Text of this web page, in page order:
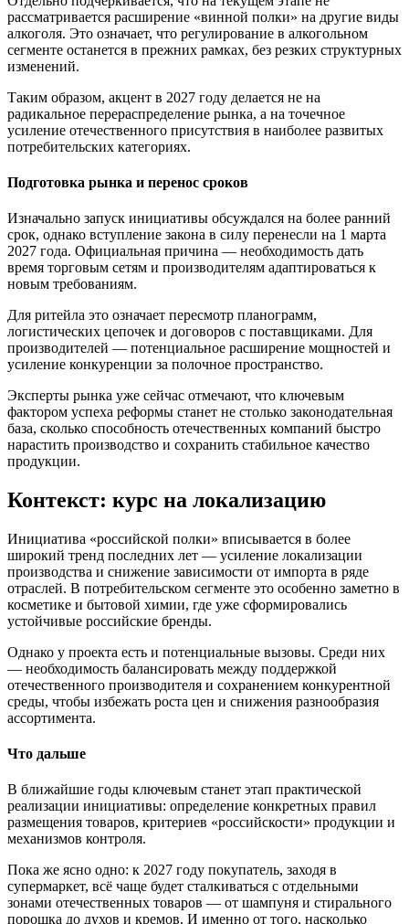
рассматривается расширение «винной полки» на другие виды
алкоголя. Это означает, что регулирование в алкогольном
сегменте останется в прежних рамках, без резких структурных
изменений.
Таким образом, акцент в 2027 году делается не на
радикальное перераспределение рынка, а на точечное
усиление отечественного присутствия в наиболее развитых
потребительских категориях.
Подготовка рынка и перенос сроков
Изначально запуск инициативы обсуждался на более ранний
срок, однако вступление закона в силу перенесли на 1 марта
2027 года. Официальная причина — необходимость дать
время торговым сетям и производителям адаптироваться к
новым требованиям.
Для ритейла это означает пересмотр планограмм,
логистических цепочек и договоров с поставщиками. Для
производителей — потенциальное расширение мощностей и
усиление конкуренции за полочное пространство.
Эксперты рынка уже сейчас отмечают, что ключевым
фактором успеха реформы станет не столько законодательная
база, сколько способность отечественных компаний быстро
нарастить производство и сохранить стабильное качество
продукции.
Контекст: курс на локализацию
Инициатива «российской полки» вписывается в более
широкий тренд последних лет — усиление локализации
производства и снижение зависимости от импорта в ряде
отраслей. В потребительском сегменте это особенно заметно в
косметике и бытовой химии, где уже сформировались
устойчивые российские бренды.
Однако у проекта есть и потенциальные вызовы. Среди них
— необходимость балансировать между поддержкой
отечественного производителя и сохранением конкурентной
среды, чтобы избежать роста цен и снижения разнообразия
ассортимента.
Что дальше
В ближайшие годы ключевым станет этап практической
реализации инициативы: определение конкретных правил
размещения товаров, критериев «российскости» продукции и
механизмов контроля.
Пока же ясно одно: к 2027 году покупатель, заходя в
супермаркет, всё чаще будет сталкиваться с отдельными
зонами отечественных товаров — от шампуня и стирального
порошка до духов и кремов. И именно от того, насколько